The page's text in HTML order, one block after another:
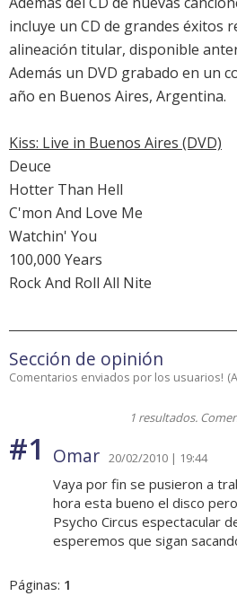
incluye un CD de grandes éxitos
alineación titular, disponible
Además un DVD grabado en un
año en Buenos Aires, Argentina.
Kiss: Live in Buenos Aires (DVD)
Deuce
Hotter Than Hell
C'mon And Love Me
Watchin' You
100,000 Years
Rock And Roll All Nite
Sección de opinión
Comentarios enviados por los usuarios! (
1 resultados.
#1 Omar 20/02/2010 | 19:44
Vaya por fin se pusieron a
hora esta bueno el disco
Psycho Circus espectacular
esperemos que sigan
Páginas: 1